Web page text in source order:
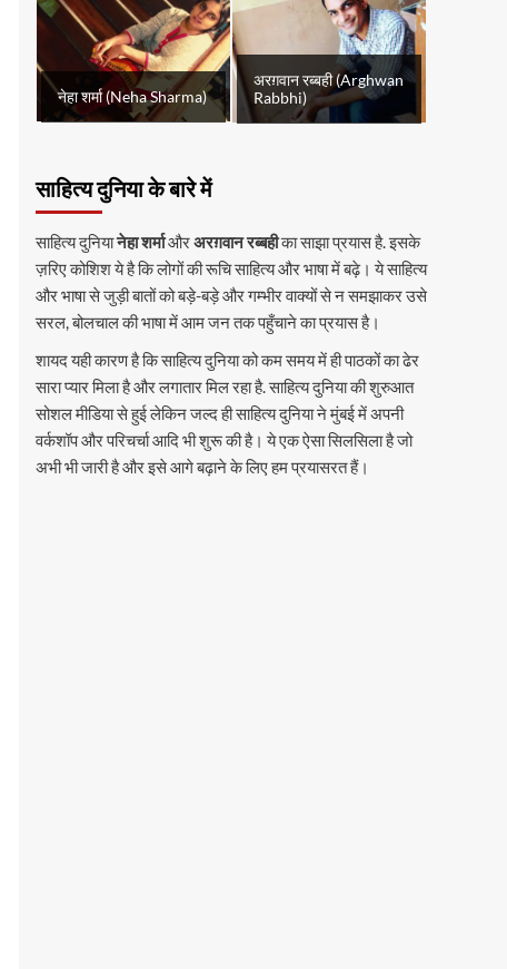
नेहा शर्मा (Neha Sharma)
अरग़वान रब्बही (Arghwan
Rabbhi)
साहित्य दुनिया के बारे में
साहित्य दुनियानेहा शर्माऔरअरग़वान रब्बहीका साझा प्रयास है. इसके
ज़रिए कोशिश ये है कि लोगों की रूचि साहित्य और भाषा में बढ़े। ये साहित्य
और भाषा से जुड़ी बातों को बड़े-बड़े और गम्भीर वाक्यों से न समझाकर उसे
सरल, बोलचाल की भाषा में आम जन तक पहुँचाने का प्रयास है।
शायद यही कारण है कि साहित्य दुनिया को कम समय में ही पाठकों का ढेर
सारा प्यार मिला है और लगातार मिल रहा है. साहित्य दुनिया की शुरुआत
सोशल मीडिया से हुई लेकिन जल्द ही साहित्य दुनिया ने मुंबई में अपनी
वर्कशॉप और परिचर्चा आदि भी शुरू की है। ये एक ऐसा सिलसिला है जो
अभी भी जारी है और इसे आगे बढ़ाने के लिए हम प्रयासरत हैं।